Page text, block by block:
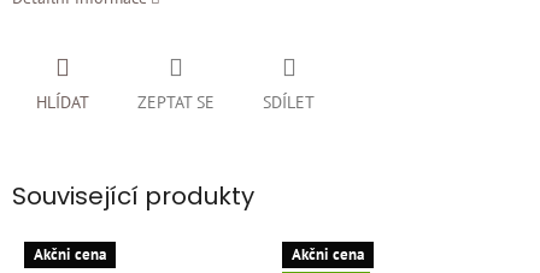
ZEPTAT SE
HLÍDAT SDÍLET
Související produkty
Akčni cena
Akčni cena